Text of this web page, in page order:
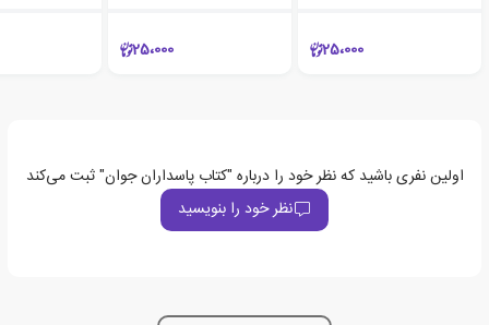
25،000 25،000
اولین نفری باشید که نظر خود را درباره "کتاب پاسداران جوان" ثبت می‌کند
نظر خود را بنویسید